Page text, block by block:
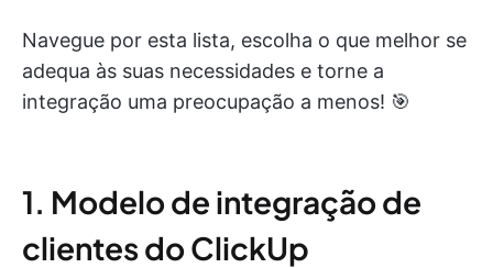
Navegue por esta lista, escolha o que melhor se
adequa às suas necessidades e torne a
integração uma preocupação a menos! 🎯
1. Modelo de integração de
clientes do ClickUp